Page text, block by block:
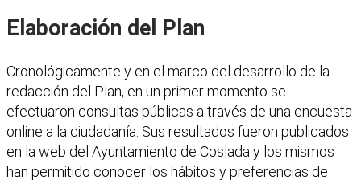
Elaboración del Plan
Cronológicamente y en el marco del desarrollo de la
redacción del Plan, en un primer momento se
efectuaron consultas públicas a través de una encuesta
online a la ciudadanía. Sus resultados fueron publicados
en la web del Ayuntamiento de Coslada y los mismos
han permitido conocer los hábitos y preferencias de